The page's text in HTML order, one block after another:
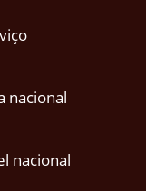
nacional
nacional